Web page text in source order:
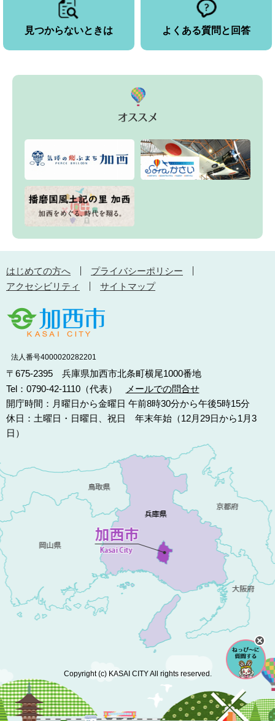
見つからないときは よくある質問と回答
はじめての方へ
プライバシーポリシー
アクセシビリティ
サイトマップ
法人番号4000020282201
〒675-2395 兵庫県加西市北条町横尾1000番地
Tel：0790-42-1110（代表）
メールでの問合せ
開庁時間：月曜日から金曜日 午前8時30分から午後5時15分
休日：土曜日・日曜日、祝日 年末年始（12月29日から1月3
日）
Copyright (c) KASAI CITY All rights reserved.